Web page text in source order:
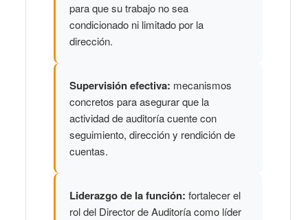
para que su trabajo no sea
condicionado ni limitado por la
dirección.
Supervisión efectiva: mecanismos
concretos para asegurar que la
actividad de auditoría cuente con
seguimiento, dirección y rendición de
cuentas.
Liderazgo de la función: fortalecer el
rol del Director de Auditoría como líder